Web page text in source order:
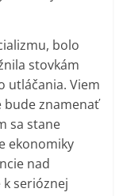
bolo
stovkám
utláčania. Viem
bude znamenať
sa stane
ekonomiky
nad
serióznej